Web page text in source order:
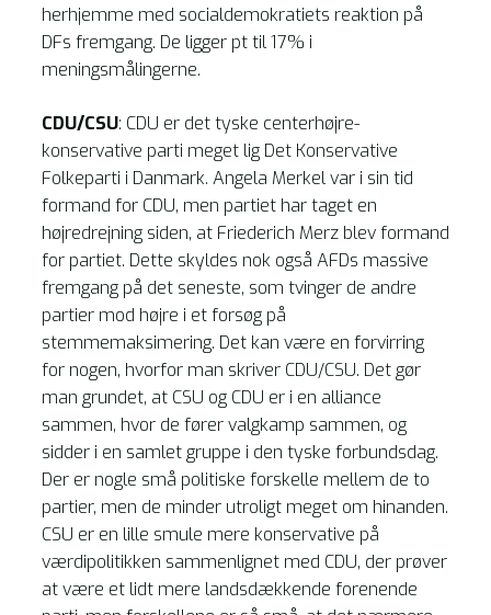
herhjemme med socialdemokratiets reaktion på
DFs fremgang. De ligger pt til 17% i
meningsmålingerne.
CDU/CSU: CDU er det tyske centerhøjre-
konservative parti meget lig Det Konservative
Folkeparti i Danmark. Angela Merkel var i sin tid
formand for CDU, men partiet har taget en
højredrejning siden, at Friederich Merz blev formand
for partiet. Dette skyldes nok også AFDs massive
fremgang på det seneste, som tvinger de andre
partier mod højre i et forsøg på
stemmemaksimering. Det kan være en forvirring
for nogen, hvorfor man skriver CDU/CSU. Det gør
man grundet, at CSU og CDU er i en alliance
sammen, hvor de fører valgkamp sammen, og
sidder i en samlet gruppe i den tyske forbundsdag.
Der er nogle små politiske forskelle mellem de to
partier, men de minder utroligt meget om hinanden.
CSU er en lille smule mere konservative på
værdipolitikken sammenlignet med CDU, der prøver
at være et lidt mere landsdækkende forenende